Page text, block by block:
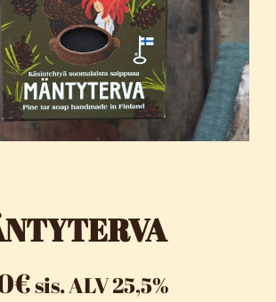
€sis. ALV 25,5%